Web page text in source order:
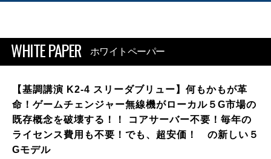
WHITE PAPER ホワイトペーパー
【基調講演 K2-4 スリーダブリュー】何もかもが革
命！ゲームチェンジャー無線機がローカル５G市場の
既存概念を破壊する！！ コアサーバー不要！毎年の
ライセンス費用も不要！でも、超安価！ の新しい５
Gモデル